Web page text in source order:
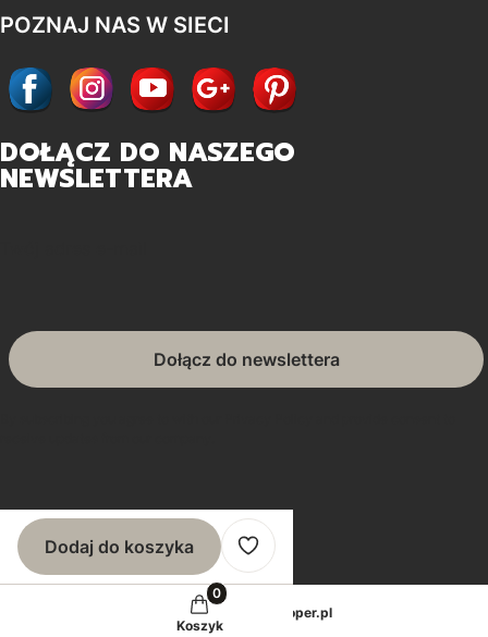
POZNAJ NAS W SIECI
DOŁĄCZ DO NASZEGO
NEWSLETTERA
Dołącz do newslettera
© Copyright 2025
Sklep internetowy Shoper.pl
Dodaj do koszyka
Koszyk